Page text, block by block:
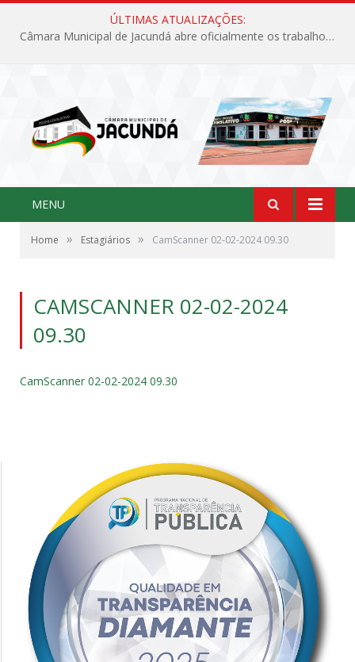
ÚLTIMAS ATUALIZAÇÕES:
Câmara Municipal de Jacundá abre oficialmente os trabalhos legislativos de 2026
MENU
Home » Estagiários » CamScanner 02-02-2024 09.30
CAMSCANNER 02-02-2024
09.30
CamScanner 02-02-2024 09.30